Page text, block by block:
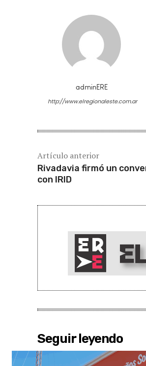
adminERE
http://www.elregionaleste.com.ar
Artículo anterior
Rivadavia firmó un
con IRID
Seguir leyendo